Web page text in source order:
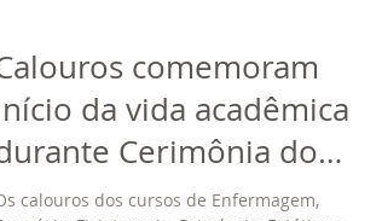
comemoram
da vida acadêmica
Cerimônia do
no Iespes
calouros dos cursos de Enfermagem,